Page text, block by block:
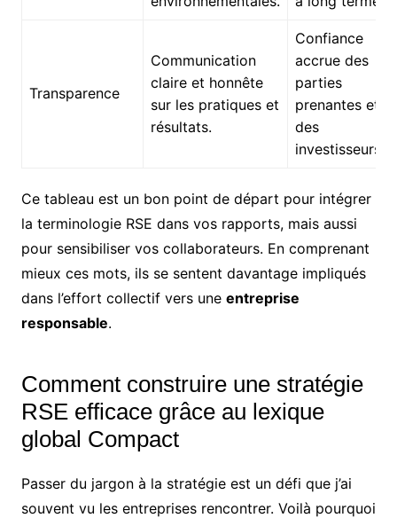
Transparence
Communication
claire et honnête
sur les pratiques et
résultats.
Confiance
accrue des
parties
prenantes et
des
investisseurs.
Ce tableau est un bon point de départ pour intégrer
la terminologie RSE dans vos rapports, mais aussi
pour sensibiliser vos collaborateurs. En comprenant
mieux ces mots, ils se sentent davantage impliqués
dans l’effort collectif vers une entreprise
responsable.
Comment construire une stratégie
RSE efficace grâce au lexique
global Compact
Passer du jargon à la stratégie est un défi que j’ai
souvent vu les entreprises rencontrer. Voilà pourquoi